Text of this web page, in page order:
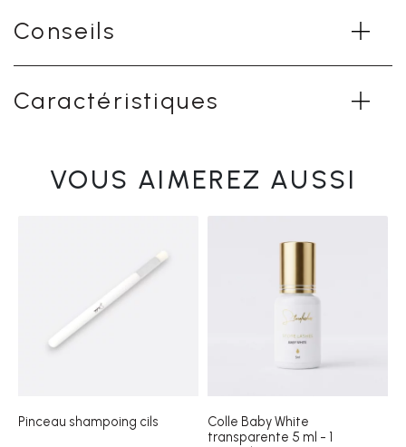
Conseils
Caractéristiques
VOUS AIMEREZ AUSSI
Pinceau shampoing cils
Colle Baby White
transparente 5 ml - 1